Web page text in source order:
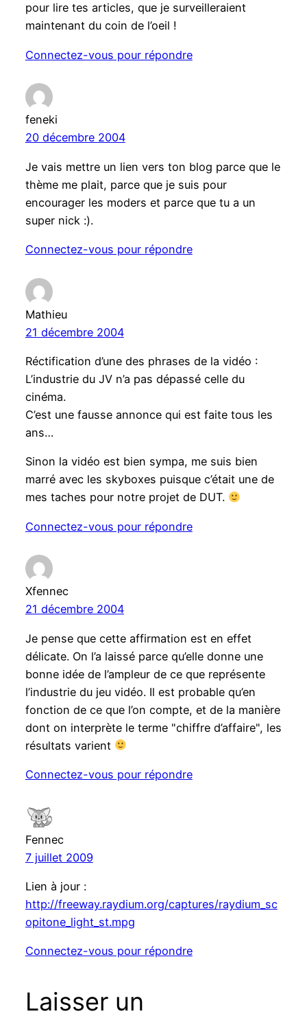
pour lire tes articles, que je surveilleraient
maintenant du coin de l’oeil !
Connectez-vous pour répondre
feneki
20 décembre 2004
Je vais mettre un lien vers ton blog parce que le
thème me plait, parce que je suis pour
encourager les moders et parce que tu a un
super nick :).
Connectez-vous pour répondre
Mathieu
21 décembre 2004
Réctification d’une des phrases de la vidéo :
L’industrie du JV n’a pas dépassé celle du
cinéma.
C’est une fausse annonce qui est faite tous les
ans…
Sinon la vidéo est bien sympa, me suis bien
marré avec les skyboxes puisque c’était une de
mes taches pour notre projet de DUT.
Connectez-vous pour répondre
Xfennec
21 décembre 2004
Je pense que cette affirmation est en effet
délicate. On l’a laissé parce qu’elle donne une
bonne idée de l’ampleur de ce que représente
l’industrie du jeu vidéo. Il est probable qu’en
fonction de ce que l’on compte, et de la manière
dont on interprète le terme "chiffre d’affaire", les
résultats varient
Connectez-vous pour répondre
Fennec
7 juillet 2009
Lien à jour :
http://freeway.raydium.org/captures/raydium_sc
opitone_light_st.mpg
Connectez-vous pour répondre
Laisser un